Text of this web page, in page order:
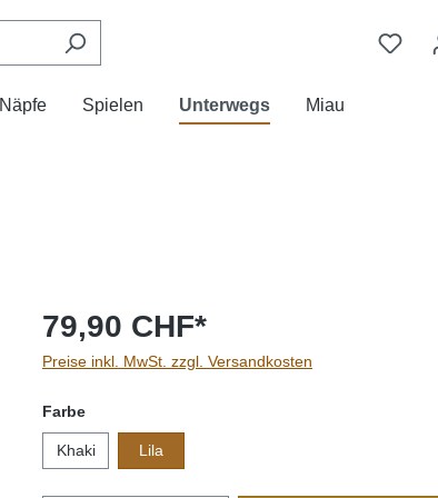
Näpfe Spielen Unterwegs Miau
79,90 CHF*
Preise inkl. MwSt. zzgl. Versandkosten
Farbeauswählen
Khaki Lila